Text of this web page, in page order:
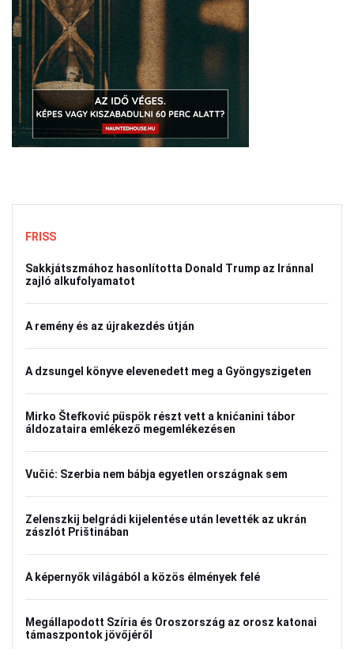
FRISS
Sakkjátszmához hasonlította Donald Trump az Iránnal
zajló alkufolyamatot
A remény és az újrakezdés útján
A dzsungel könyve elevenedett meg a Gyöngyszigeten
Mirko Štefković püspök részt vett a knićanini tábor
áldozataira emlékező megemlékezésen
Vučić: Szerbia nem bábja egyetlen országnak sem
Zelenszkij belgrádi kijelentése után levették az ukrán
zászlót Prištinában
A képernyők világából a közös élmények felé
Megállapodott Szíria és Oroszország az orosz katonai
támaszpontok jövőjéről